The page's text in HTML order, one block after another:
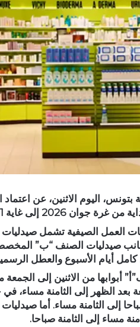
بتونس، اليوم الاثنين، عن
إلى غاية 31 أوت 2026.
العمل الصيفية تشمل
جانب صيدليات الصنف “ب”
كامل أيام الأسبوع والعطل
أبوابها من الاثنين إلى الجمعة
بعد الظهر إلى الثامنة مساء،
إلى الثامنة مساء. أما
مساء إلى الثامنة صباحا.